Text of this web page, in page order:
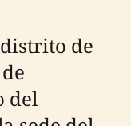
de
del